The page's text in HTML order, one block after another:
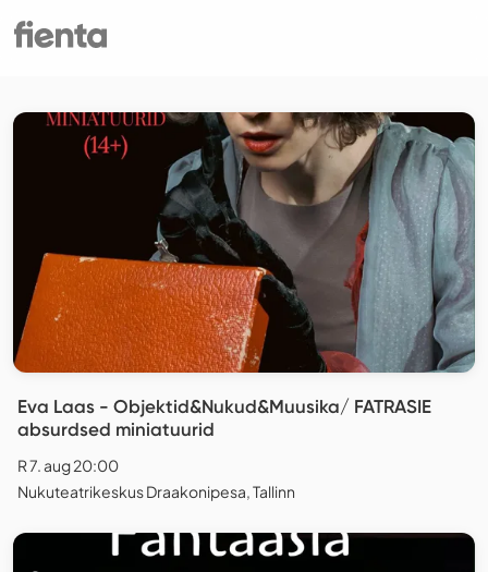
Eva Laas - Objektid&Nukud&Muusika/ FATRASIE
absurdsed miniatuurid
R 7. aug 20:00
Nukuteatrikeskus Draakonipesa, Tallinn